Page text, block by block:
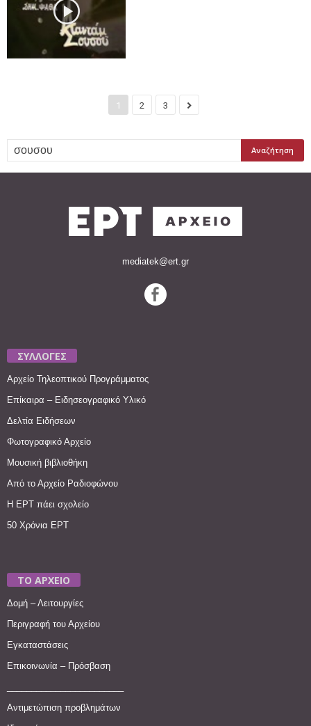
1 2 3
mediatek@ert.gr
ΣΥΛΛΟΓΕΣ
Αρχείο Τηλεοπτικού Προγράμματος
Επίκαιρα – Ειδησεογραφικό Υλικό
Δελτία Ειδήσεων
Φωτογραφικό Αρχείο
Μουσική βιβλιοθήκη
Από το Αρχείο Ραδιοφώνου
Η ΕΡΤ πάει σχολείο
50 Χρόνια ΕΡΤ
ΤΟ ΑΡΧΕΙΟ
Δομή – Λειτουργίες
Περιγραφή του Αρχείου
Εγκαταστάσεις
Επικοινωνία – Πρόσβαση
Αντιμετώπιση προβλημάτων